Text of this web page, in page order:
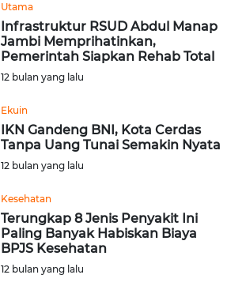
Utama
Infrastruktur RSUD Abdul Manap
Jambi Memprihatinkan,
Pemerintah Siapkan Rehab Total
12 bulan yang lalu
Ekuin
IKN Gandeng BNI, Kota Cerdas
Tanpa Uang Tunai Semakin Nyata
12 bulan yang lalu
Kesehatan
Terungkap 8 Jenis Penyakit Ini
Paling Banyak Habiskan Biaya
BPJS Kesehatan
12 bulan yang lalu